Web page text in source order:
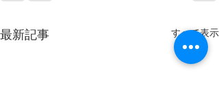
最新記事 すべて表示